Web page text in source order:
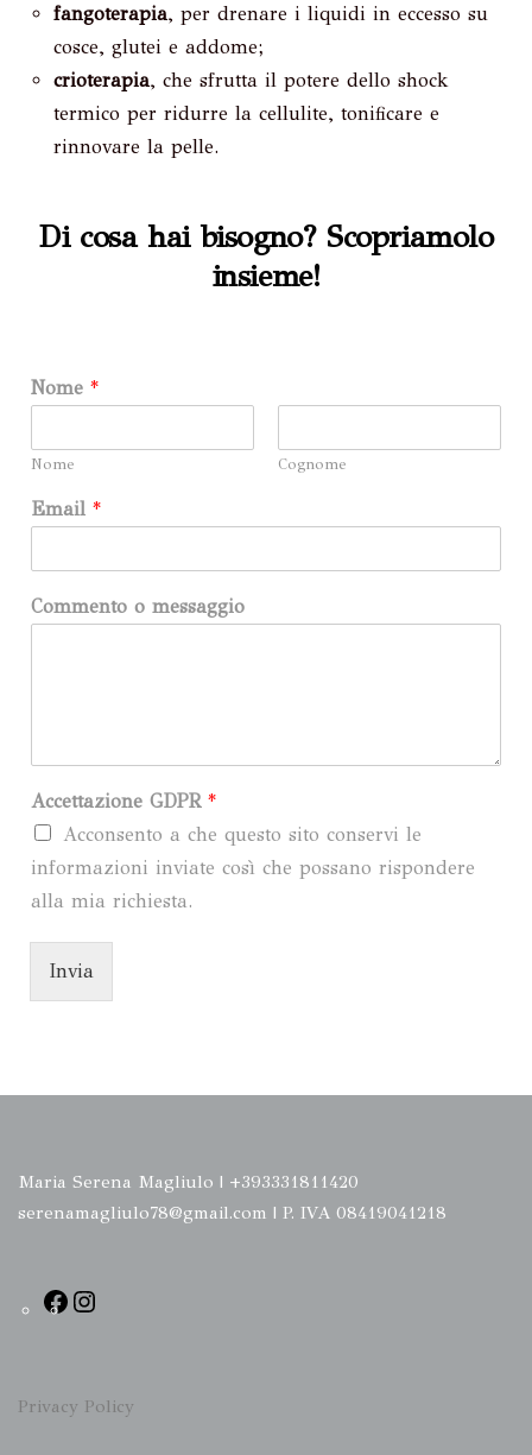
fangoterapia, per drenare i liquidi in eccesso su
cosce, glutei e addome;
crioterapia, che sfrutta il potere dello shock
termico per ridurre la cellulite, tonificare e
rinnovare la pelle.
Di cosa hai bisogno? Scopriamolo
insieme!
Nome *
Nome Cognome
Email *
Commento o messaggio
Accettazione GDPR *
Acconsento a che questo sito conservi le
informazioni inviate così che possano rispondere
alla mia richiesta.
Invia
Maria Serena Magliulo | +393331811420
serenamagliulo78@gmail.com | P. IVA 08419041218
Privacy Policy